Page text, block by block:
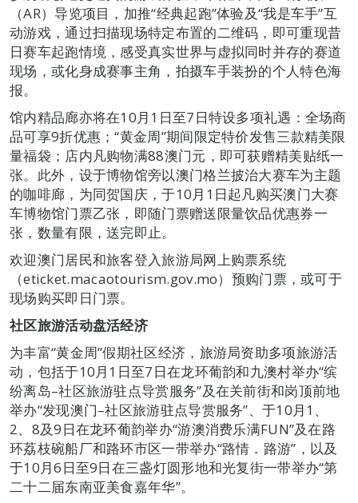
（AR）导览项目，加推“经典起跑”体验及“我是车手”互
动游戏，通过扫描现场特定布置的二维码，即可重现昔
日赛车起跑情境，感受真实世界与虚拟同时并存的赛道
现场，或化身成赛事主角，拍摄车手装扮的个人特色海
报。
馆内精品廊亦将在10月1日至7日特设多项礼遇：全场商
品可享9折优惠；“黄金周”期间限定特价发售三款精美限
量福袋；店内凡购物满88澳门元，即可获赠精美贴纸一
张。此外，设于博物馆旁以澳门格兰披治大赛车为主题
的咖啡廊，为同贺国庆，于10月1日起凡购买澳门大赛
车博物馆门票乙张，即随门票赠送限量饮品优惠券一
张，数量有限，送完即止。
欢迎澳门居民和旅客登入旅游局网上购票系统
（eticket.macaotourism.gov.mo）预购门票，或可于
现场购买即日门票。
社区旅游活动盘活经济
为丰富“黄金周”假期社区经济，旅游局资助多项旅游活
动，包括于10月1日至7日在龙环葡韵和九澳村举办“缤
纷离岛–社区旅游驻点导赏服务”及在关前街和岗顶前地
举办“发现澳门–社区旅游驻点导赏服务”、于10月1、
2、8及9日在龙环葡韵举办“游澳消费乐满FUN”及在路
环荔枝碗船厂和路环市区一带举办“路情．路游”，以及
于10月6日至9日在三盏灯圆形地和光复街一带举办“第
二十二届东南亚美食嘉年华”。